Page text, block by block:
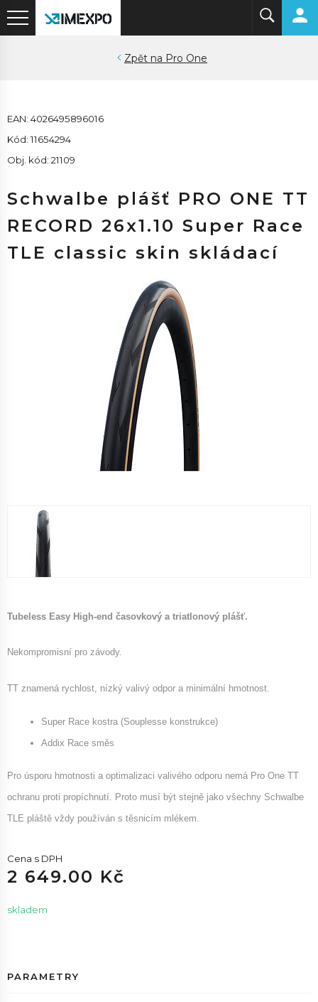
Pro One
EAN: 4026495896016
Kód: 11654294
Obj. kód: 21109
Schwalbe plášť PRO ONE TT
RECORD 26x1.10 Super Race
TLE classic skin skládací
Tubeless Easy High-end časovkový a triatlonový plášť.
Nekompromisní pro závody.
TT znamená rychlost, nízký valivý odpor a minimální hmotnost.
Super Race kostra (Souplesse konstrukce)
Addix Race směs
Pro úsporu hmotnosti a optimalizaci valivého odporu nemá Pro One TT
ochranu proti propíchnutí. Proto musí být stejně jako všechny Schwalbe
TLE pláště vždy používán s těsnicím mlékem.
Cena s DPH
2 649.00 Kč
skladem
PARAMETRY